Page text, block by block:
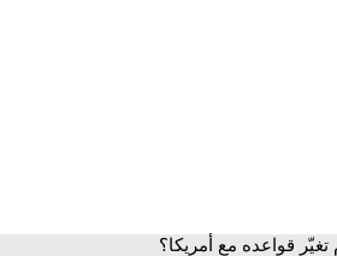
قواعده مع أمريكا؟